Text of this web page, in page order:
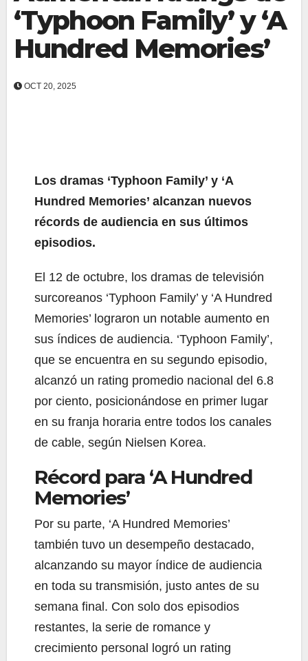
‘Typhoon Family’ y ‘A
Hundred Memories’
OCT 20, 2025
Los dramas ‘Typhoon Family’ y ‘A
Hundred Memories’ alcanzan nuevos
récords de audiencia en sus últimos
episodios.
El 12 de octubre, los dramas de televisión
surcoreanos ‘Typhoon Family’ y ‘A Hundred
Memories’ lograron un notable aumento en
sus índices de audiencia. ‘Typhoon Family’,
que se encuentra en su segundo episodio,
alcanzó un rating promedio nacional del 6.8
por ciento, posicionándose en primer lugar
en su franja horaria entre todos los canales
de cable, según Nielsen Korea.
Récord para ‘A Hundred
Memories’
Por su parte, ‘A Hundred Memories’
también tuvo un desempeño destacado,
alcanzando su mayor índice de audiencia
en toda su transmisión, justo antes de su
semana final. Con solo dos episodios
restantes, la serie de romance y
crecimiento personal logró un rating